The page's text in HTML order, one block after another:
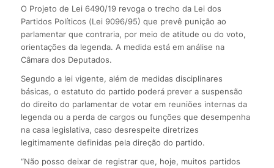
O Projeto de Lei 6490/19 revoga o trecho da Lei dos
Partidos Políticos (Lei 9096/95) que prevê punição ao
parlamentar que contraria, por meio de atitude ou do voto,
orientações da legenda. A medida está em análise na
Câmara dos Deputados.
Segundo a lei vigente, além de medidas disciplinares
básicas, o estatuto do partido poderá prever a suspensão
do direito do parlamentar de votar em reuniões internas da
legenda ou a perda de cargos ou funções que desempenha
na casa legislativa, caso desrespeite diretrizes
legitimamente definidas pela direção do partido.
“Não posso deixar de registrar que, hoje, muitos partidos